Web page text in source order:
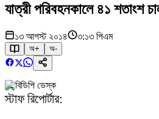
যাত্রী পরিবহনকালে ৪১ শতাংশ
১৩ আগস্ট ২০১৪ ৩:১৩ পিএম
অ+ অ-
বিডিপি ডেস্ক
স্টাফ রিপোর্টার: